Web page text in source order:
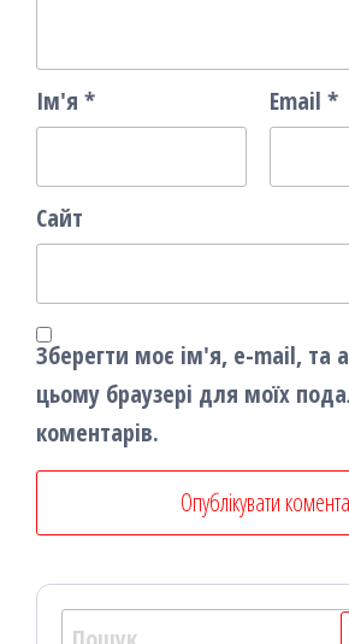
Ім'я * Email *
Сайт
Зберегти моє ім'я, e-mail, та
цьому браузері для моїх
коментарів.
Пошук: